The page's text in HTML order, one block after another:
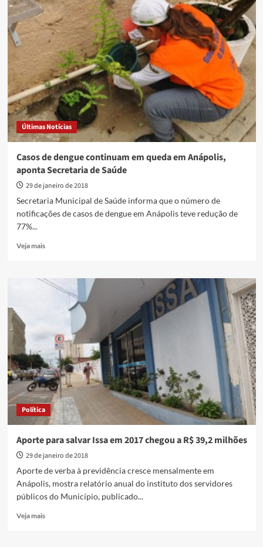
Serleyser
Araújo
admite
ser
pré-
candidato
a
deputado
estadual
pelo
DEM
Últimas Notícias
Casos de dengue continuam em queda em Anápolis,
aponta Secretaria de Saúde
29 de janeiro de 2018
Secretaria Municipal de Saúde informa que o número de
notificações de casos de dengue em Anápolis teve redução de
77%...
Veja maisRead
Casos
de
continuam
queda
Anápolis,
aponta
Secretaria
de
Saúde
Política
Aporte para salvar Issa em 2017 chegou a R$ 39,2 milhões
29 de janeiro de 2018
Aporte de verba à previdência cresce mensalmente em
Anápolis, mostra relatório anual do instituto dos servidores
públicos do Município, publicado...
Veja maisRead